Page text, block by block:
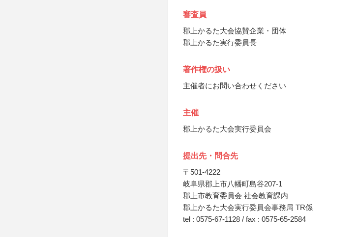
審査員
郡上かるた大会協賛企業・団体
郡上かるた実行委員長
著作権の扱い
主催者にお問い合わせください
主催
郡上かるた大会実行委員会
提出先・問合先
〒501-4222
岐阜県郡上市八幡町島谷207-1
郡上市教育委員会 社会教育課内
郡上かるた大会実行委員会事務局 TR係
tel : 0575-67-1128 / fax : 0575-65-2584